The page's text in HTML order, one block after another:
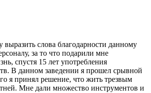
слова благодарности данному
за то что подарили мне
спустя 15 лет употребления
В данном заведении я прошел срывной
я принял решение, что жить трезвым
Мне дали множество инструментов и